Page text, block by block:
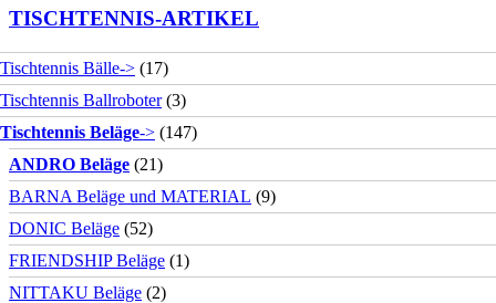
TISCHTENNIS-ARTIKEL
Tischtennis Bälle-> (17)
Tischtennis Ballroboter(3)
Tischtennis Beläge-> (147)
ANDRO Beläge (21)
BARNA Beläge und MATERIAL (9)
DONIC Beläge (52)
FRIENDSHIP Beläge (1)
NITTAKU Beläge (2)